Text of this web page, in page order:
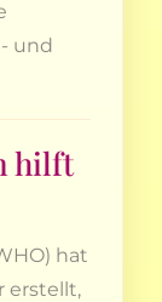
und
hilft
hat
erstellt,